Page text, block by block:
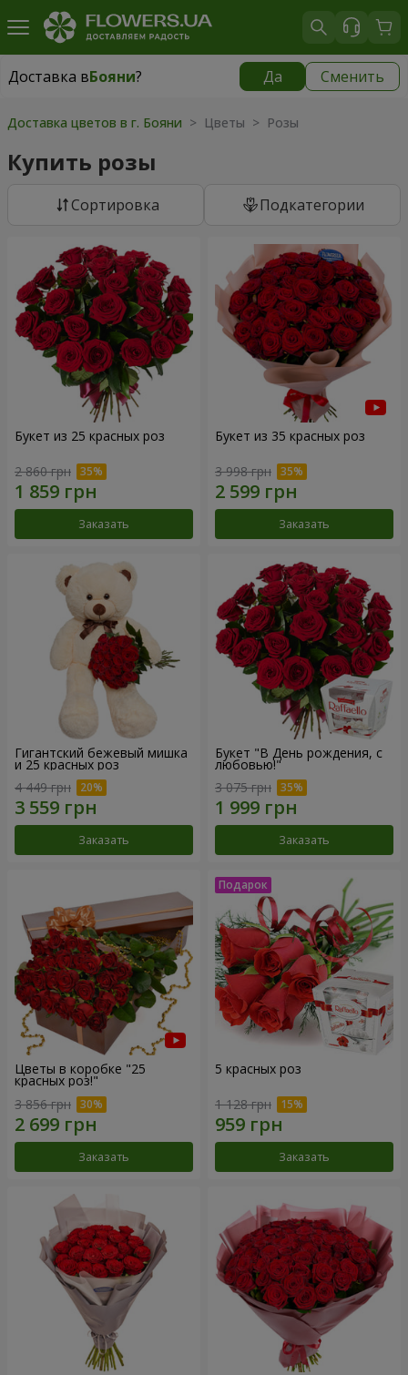
Доставка вБояни? Да Сменить
Доставка вБояни
Доставка цветов в г. Бояни > Цветы > Розы
Купить розы
Cортировка Подкатегории
Букет из 25 красных роз
2 860 грн
Заказать
Букет из 35 красных роз
3 998 грн
Заказать
Гигантский бежевый мишка
и 25 красных роз
4 449 грн
Заказать
Букет "В День рождения, с
любовью!"
3 075 грн
Заказать
Цветы в коробке "25
красных роз!"
3 856 грн
Заказать
5 красных роз
1 128 грн
Заказать